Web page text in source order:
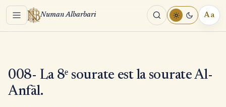
Menu Numan Albarbari Aa
008- La 8ᵉ sourate est la sourate Al-
Anfāl.